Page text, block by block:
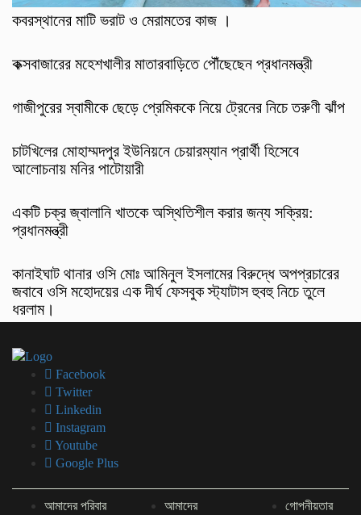
কবরস্থানের মাটি ভরাট ও মেরামতের কাজ ।
কক্সবাজারের মহেশখালীর মাতারবাড়িতে পৌঁছেছেন প্রধানমন্ত্রী
গাজীপুরের স্বামীকে ছেড়ে প্রেমিককে নিয়ে ট্রেনের নিচে তরুণী ঝাঁপ
চাটখিলের মোহাম্মদপুর ইউনিয়নে চেয়ারম্যান প্রার্থী হিসেবে
আলোচনায় মনির পাটোয়ারী
একটি চক্র জ্বালানি খাতকে অস্থিতিশীল করার জন্য সক্রিয়:
প্রধানমন্ত্রী
কানাইঘাট থানার ওসি মোঃ আমিনুল ইসলামের বিরুদ্ধে অপপ্রচারের
জবাবে ওসি মহোদয়ের এক দীর্ঘ ফেসবুক স্ট্যাটাস হুবহু নিচে তুলে
ধরলাম।
Facebook
Twitter
Linkedin
Instagram
Youtube
Google Plus
আমাদের পরিবার
আমাদের
গোপনীয়তার